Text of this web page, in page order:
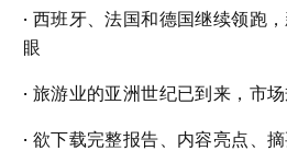
· 西班牙、法国和德国继续领跑
眼
· 旅游业的亚洲世纪已到来，市
· 欲下载完整报告、内容亮点、